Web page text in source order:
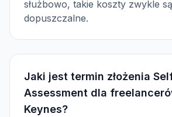
służbowo, takie koszty zwykle są
dopuszczalne.
Jaki jest termin złożenia
Assessment dla
Keynes?